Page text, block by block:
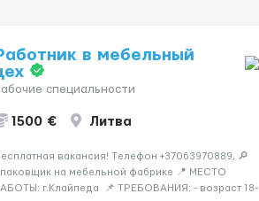
в мебельный
специальности
1500 € Литва
вакансия! Tелефон +37063970889, 🔎
на мебельной фабрике 📍 МЕСТО
г.Клайпеда 📌 ТРЕБОВАНИЯ: - возраст 18-